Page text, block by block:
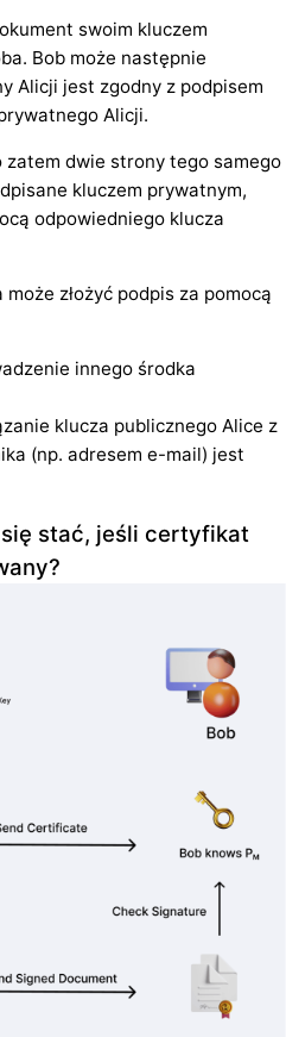
swoim kluczem
Bob może następnie
Alicji jest zgodny z podpisem
Alicji.
dwie strony tego samego
kluczem prywatnym,
odpowiedniego klucza
złożyć podpis za pomocą
innego środka
klucza publicznego Alice z
(np. adresem e-mail) jest
stać, jeśli certyfikat